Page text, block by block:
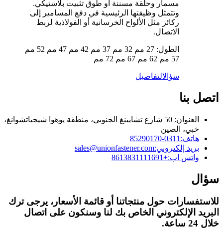
مسمار وحلقة مسننة أو طوق تثبيت بلاستيكي.
وتتمثل وظيفتها الرئيسية في دفع المسامير إلى
ركائز مثل الألواح الخرسانية أو الفولاذية لربط
الاتصال.
الطول: 27 مم 32 مم 37 مم 42 مم 47 مم 52 مم
57 مم 62 مم 67 مم 72 مم
سؤالالتفاصيل
اتصل بنا
العنوان: 50 شارع تشايينغ الجنوبي، منطقة يوهوا شيجياتشوانغ،
خبي، الصين
هاتف: 0311-85290170
بريد إلكتروني:sales@unionfastener.com
واتس اب:+8613831111691
سؤال
للاستفسارات حول منتجاتنا أو قائمة الأسعار، يرجى ترك
البريد الإلكتروني الخاص بك لنا وسنكون على اتصال
خلال 24 ساعة.